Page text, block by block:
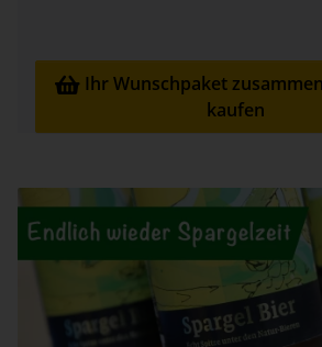
 Ihr Wunschpaket
kaufen